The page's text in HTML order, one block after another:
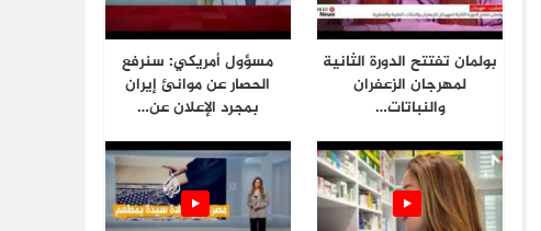
بولمان تفتتح الدورة الثانية
لمهرجان الزعفران
والنباتات…
مسؤول أمريكي: سنرفع
الحصار عن موانئ إيران
بمجرد الإعلان عن…